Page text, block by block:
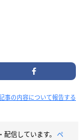
事の内容について報告する
信しています。 ペ